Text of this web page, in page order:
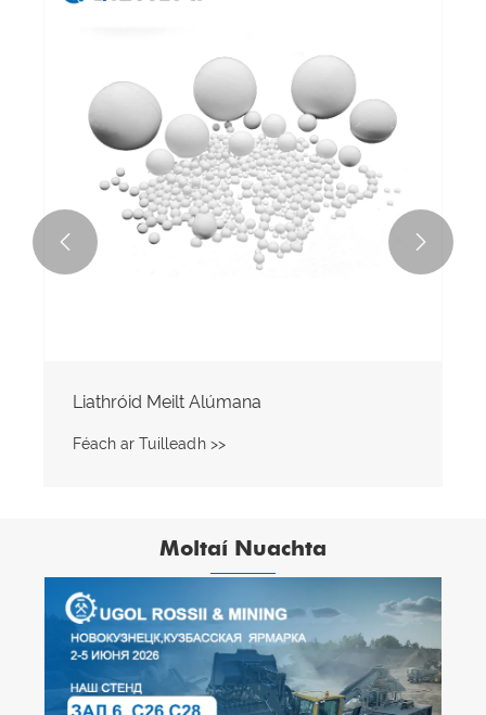
Liathróid Meilt Alúmana
Féach ar Tuilleadh >>
 
Moltaí Nuachta